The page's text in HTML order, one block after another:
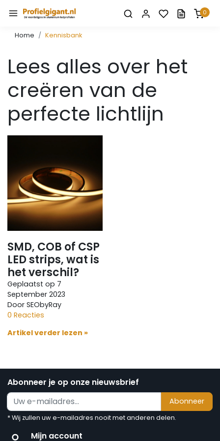
0
Home Kennisbank
Lees alles over het
creëren van de
perfecte lichtlijn
SMD, COB of CSP
LED strips, wat is
het verschil?
Geplaatst op 7
September 2023
Door SEObyRay
0 Reacties
Artikel verder lezen »
Abonneer je op onze nieuwsbrief
Abonneer
* Wij zullen uw e-mailadres nooit met anderen delen.
Mijn account